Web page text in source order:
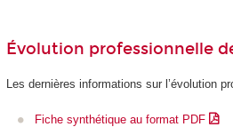
Évolution professionnelle
Les dernières informations sur l’évolution
Fiche synthétique au format PDF